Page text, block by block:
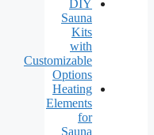
DIY
Sauna
Kits
with
Customizable
Options
Heating
Elements
for
Sauna